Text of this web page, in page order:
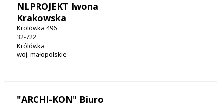
NLPROJEKT Iwona
Krakowska
Królówka 496
32-722
Królówka
woj. małopolskie
"ARCHI-KON" Biuro